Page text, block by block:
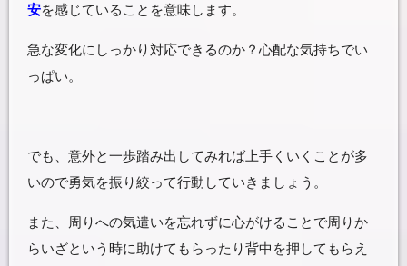
安を感じていることを意味します。
急な変化にしっかり対応できるのか？心配な気持ちでい
っぱい。
でも、意外と一歩踏み出してみれば上手くいくことが多
いので勇気を振り絞って行動していきましょう。
また、周りへの気遣いを忘れずに心がけることで周りか
らいざという時に助けてもらったり背中を押してもらえ